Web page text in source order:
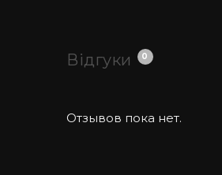
Відгуки 0
Отзывов пока нет.